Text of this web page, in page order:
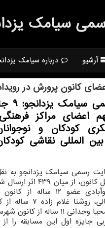
سیامك
آرشیو درباره سیامک
كانون پرورش در
اعضای مراكز
كودكان و
بین المللی نقاشی
رسمی سیامک یزدانجو به
پرنیان خسروآبادی عضو ۱۲
خراسان شمالی،
خوزستان و محیا وجدانی ۱۱
جایزه اول این مسابقه را